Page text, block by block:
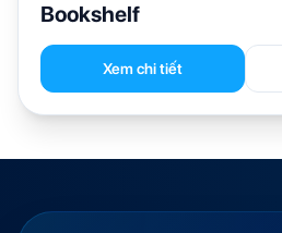
Bookshelf
Xem chi tiết